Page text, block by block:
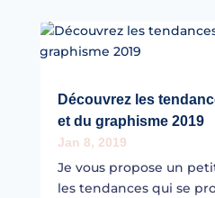
Découvrez les
et du graphisme 2019
Jan 8, 2019
Je vous propose un
les tendances qui se